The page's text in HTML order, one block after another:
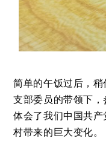
简单的午饭过后，
支部委员的带领下，
体会了我们中国共
村带来的巨大变化。